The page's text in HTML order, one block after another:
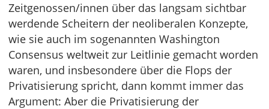
Zeitgenossen/innen über das langsam sichtbar
werdende Scheitern der neoliberalen Konzepte,
wie sie auch im sogenannten Washington
Consensus weltweit zur Leitlinie gemacht worden
waren, und insbesondere über die Flops der
Privatisierung spricht, dann kommt immer das
Argument: Aber die Privatisierung der